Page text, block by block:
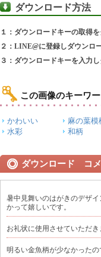
ダウンロード方法
１：ダウンロードキーの取得
２：LINE@に登録しダウンロ
３：ダウンロードキーを入力
この画像のキーワ
かわいい 麻の葉模
水彩
和柄
ダウンロード コメ
暑中見舞いのはがきのデザ
かって嬉しいです。
お礼状に使用させていただき
明るい金魚柄が少なかった